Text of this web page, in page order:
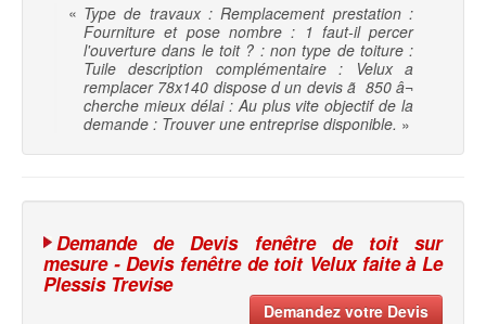
« Type de travaux : Remplacement prestation :
Fourniture et pose nombre : 1 faut-il percer
l'ouverture dans le toit ? : non type de toiture :
Tuile description complémentaire : Velux a
remplacer 78x140 dispose d un devis ã 850 â¬
cherche mieux délai : Au plus vite objectif de la
demande : Trouver une entreprise disponible. »
Demande de Devis fenêtre de toit sur
mesure - Devis fenêtre de toit Velux faite à Le
Plessis Trevise
Demandez votre Devis